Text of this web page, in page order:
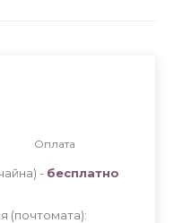
Оплата
- бесплатно
(почтомата):